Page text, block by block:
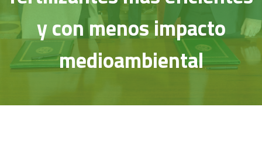
y con menos impacto
medioambiental